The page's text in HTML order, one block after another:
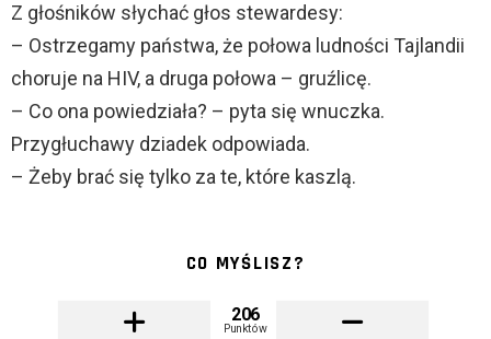
Z głośników słychać głos stewardesy:
– Ostrzegamy państwa, że połowa ludności Tajlandii
choruje na HIV, a druga połowa – gruźlicę.
– Co ona powiedziała? – pyta się wnuczka.
Przygłuchawy dziadek odpowiada.
– Żeby brać się tylko za te, które kaszlą.
CO MYŚLISZ?
206
Punktów